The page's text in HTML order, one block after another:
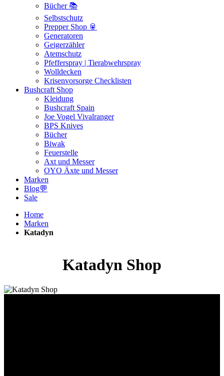
Bücher 📚
Selbstschutz
Prepper Shop 🥫
Generatoren
Geigerzähler
Atemschutz
Pfefferspray | Tierabwehrspray
Wolldecken
Krisenvorsorge Checklisten
Bushcraft Shop
Kleidung
Bushcraft Spain
Joe Vogel Vivalranger
BPS Knives
Bücher
Biwak
Feuerstelle
Axt und Messer
OYO Äxte und Messer
Marken
Blog💬
Sale
Home
Marken
Katadyn
Katadyn Shop